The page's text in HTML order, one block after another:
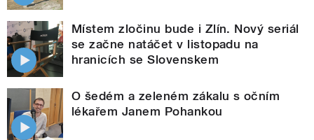
Místem zločinu bude i Zlín. Nový seriál
se začne natáčet v listopadu na
hranicích se Slovenskem
O šedém a zeleném zákalu s očním
lékařem Janem Pohankou